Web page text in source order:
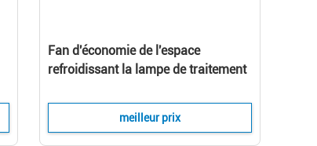
Fan d'économie de l'espace
refroidissant la lampe de traitement
émission de 70x15mm
meilleur prix